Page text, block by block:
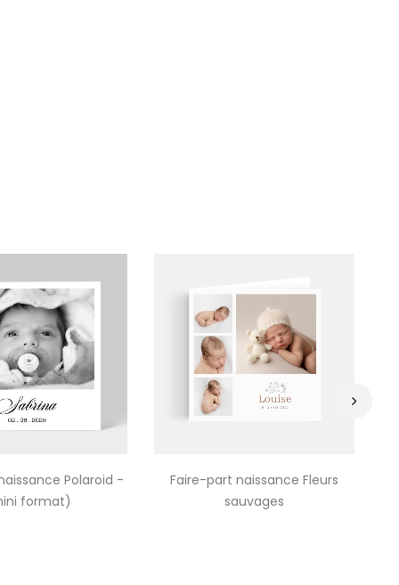
Polaroid -
format)
Faire-part naissance Fleurs
sauvages